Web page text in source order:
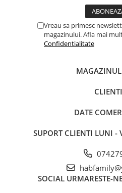
Vreau sa primesc
magazinului. Afla mai
Confidentialitate
CLIENTI
DATE
SUPORT CLIENTI LUNI -
SOCIAL URMARESTE-